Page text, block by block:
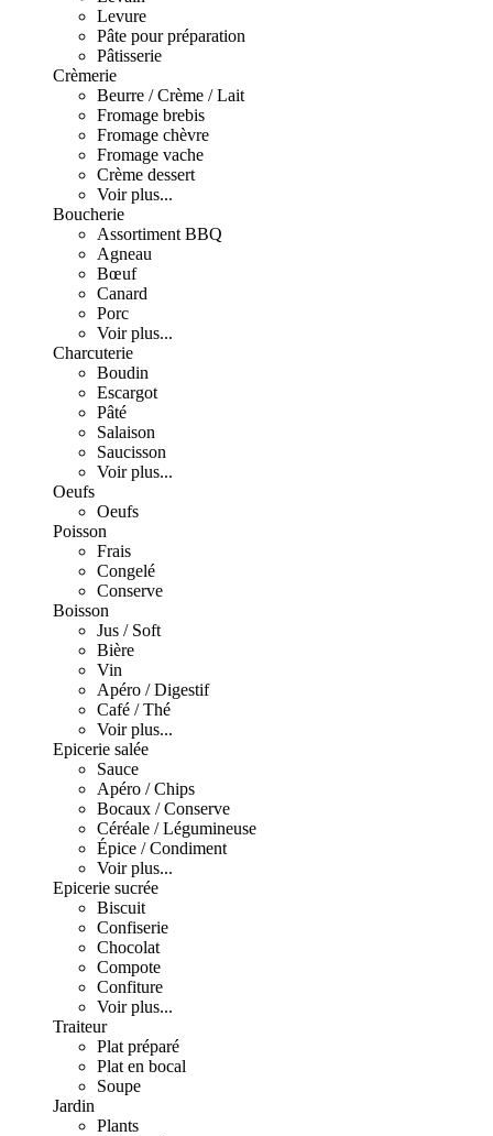
Levure
Pâte pour préparation
Pâtisserie
Crèmerie
Beurre / Crème / Lait
Fromage brebis
Fromage chèvre
Fromage vache
Crème dessert
Voir plus...
Boucherie
Assortiment BBQ
Agneau
Bœuf
Canard
Porc
Voir plus...
Charcuterie
Boudin
Escargot
Pâté
Salaison
Saucisson
Voir plus...
Oeufs
Oeufs
Poisson
Frais
Congelé
Conserve
Boisson
Jus / Soft
Bière
Vin
Apéro / Digestif
Café / Thé
Voir plus...
Epicerie salée
Sauce
Apéro / Chips
Bocaux / Conserve
Céréale / Légumineuse
Épice / Condiment
Voir plus...
Epicerie sucrée
Biscuit
Confiserie
Chocolat
Compote
Confiture
Voir plus...
Traiteur
Plat préparé
Plat en bocal
Soupe
Jardin
Plants